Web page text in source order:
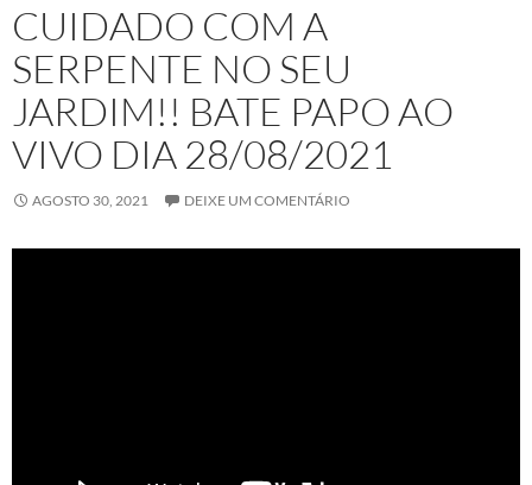
CUIDADO COM A
SERPENTE NO SEU
JARDIM!! BATE PAPO AO
VIVO DIA 28/08/2021
AGOSTO 30, 2021 DEIXE UM COMENTÁRIO